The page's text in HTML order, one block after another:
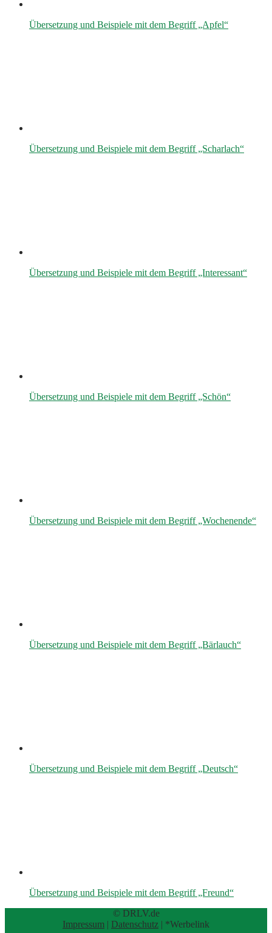
Übersetzung und Beispiele mit dem Begriff „Apfel“
Übersetzung und Beispiele mit dem Begriff „Scharlach“
Übersetzung und Beispiele mit dem Begriff „Interessant“
Übersetzung und Beispiele mit dem Begriff „Schön“
Übersetzung und Beispiele mit dem Begriff „Wochenende“
Übersetzung und Beispiele mit dem Begriff „Bärlauch“
Übersetzung und Beispiele mit dem Begriff „Deutsch“
Übersetzung und Beispiele mit dem Begriff „Freund“
© DRLV.de
Impressum | Datenschutz | *Werbelink